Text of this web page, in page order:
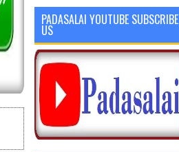
PADASALAI YOUTUBE SUBSCRIBE
US